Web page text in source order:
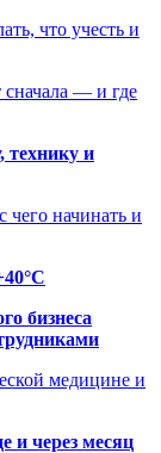
что учесть и
сначала — и где
технику и
начинать и
бизнеса
медицине и
и через месяц